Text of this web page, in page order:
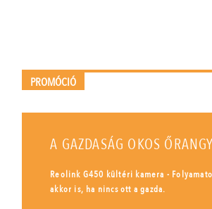
PROMÓCIÓ
A GAZDASÁG OKOS
Reolink G450 kültéri kamera -
akkor is, ha nincs ott a gazda.